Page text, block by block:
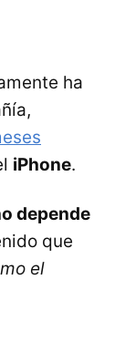
ha
iPhone.
depende
que
el